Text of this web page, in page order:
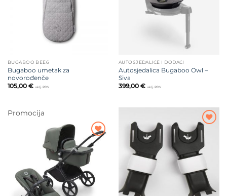
BUGABOO BEE6
Bugaboo umetak za
novorođenče
105,00 € uklj. PDV
AUTOSJEDALICE I DODACI
Autosjedalica Bugaboo Owl –
Siva
399,00 € uklj. PDV
Promocija
Dodajte
na listu
želja
Dodajte
na listu
želja